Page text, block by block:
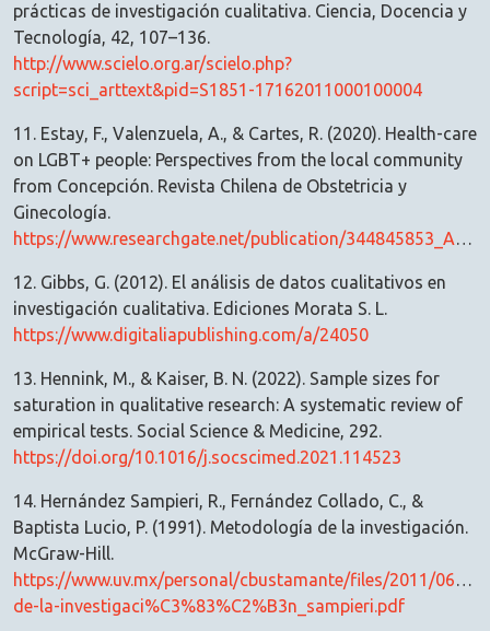
prácticas de investigación cualitativa. Ciencia, Docencia y
Tecnología, 42, 107–136.
http://www.scielo.org.ar/scielo.php?
script=sci_arttext&pid=S1851-17162011000100004
11. Estay, F., Valenzuela, A., & Cartes, R. (2020). Health-care
on LGBT+ people: Perspectives from the local community
from Concepción. Revista Chilena de Obstetricia y
Ginecología.
https://www.researchgate.net/publication/344845853_Atencion_en_salud_de_personas_LGBT_Perspectivas_desde_la_comunidad_local_penquista
12. Gibbs, G. (2012). El análisis de datos cualitativos en
investigación cualitativa. Ediciones Morata S. L.
https://www.digitaliapublishing.com/a/24050
13. Hennink, M., & Kaiser, B. N. (2022). Sample sizes for
saturation in qualitative research: A systematic review of
empirical tests. Social Science & Medicine, 292.
https://doi.org/10.1016/j.socscimed.2021.114523
14. Hernández Sampieri, R., Fernández Collado, C., &
Baptista Lucio, P. (1991). Metodología de la investigación.
McGraw-Hill.
https://www.uv.mx/personal/cbustamante/files/2011/06/
de-la-investigaci%C3%83%C2%B3n_sampieri.pdf